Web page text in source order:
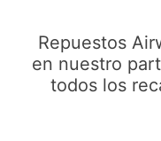
Repuestos
en nuestro
todos los